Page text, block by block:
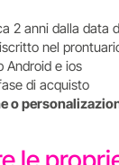
2 anni dalla data
nel
Android e ios
di acquisto
o